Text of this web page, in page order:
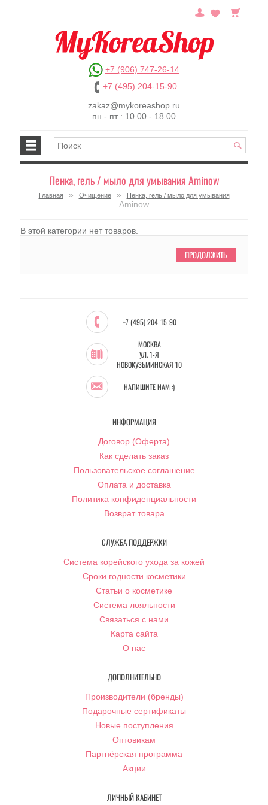
+7 (906) 747-26-14
+7 (495) 204-15-90
zakaz@mykoreashop.ru
пн - пт : 10.00 - 18.00
Пенка, гель / мыло для умывания Aminow
Главная » Очищение » Пенка, гель / мыло для умывания
Aminow
В этой категории нет товаров.
ПРОДОЛЖИТЬ
+7 (495) 204-15-90
МОСКВА
УЛ. 1-Я
НОВОКУЗЬМИНСКАЯ 10
НАПИШИТЕ НАМ :)
ИНФОРМАЦИЯ
Договор (Оферта)
Как сделать заказ
Пользовательское соглашение
Оплата и доставка
Политика конфиденциальности
Возврат товара
СЛУЖБА ПОДДЕРЖКИ
Система корейского ухода за кожей
Сроки годности косметики
Статьи о косметике
Система лояльности
Связаться с нами
Карта сайта
О нас
ДОПОЛНИТЕЛЬНО
Производители (бренды)
Подарочные сертификаты
Новые поступления
Оптовикам
Партнёрская программа
Акции
ЛИЧНЫЙ КАБИНЕТ